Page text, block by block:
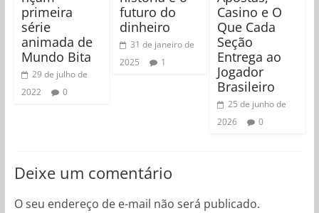
primeira
série
animada de
Mundo Bita
29 de julho de
2022
0
futuro do
dinheiro
31 de janeiro de
2025
1
Casino e O
Que Cada
Seção
Entrega ao
Jogador
Brasileiro
25 de junho de
2026
0
Deixe um comentário
O seu endereço de e-mail não será publicado.